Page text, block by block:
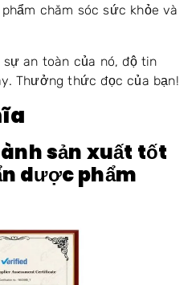
chăm sóc sức khỏe và
sự an toàn của nó, độ tin
Thưởng thức đọc của bạn!
sản xuất tốt
dược phẩm